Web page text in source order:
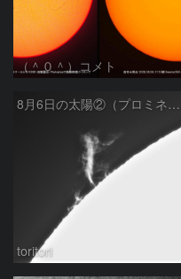
（＾０＾）コメト
8月6日の太陽②（プロミネン北東縁 ）
toritori